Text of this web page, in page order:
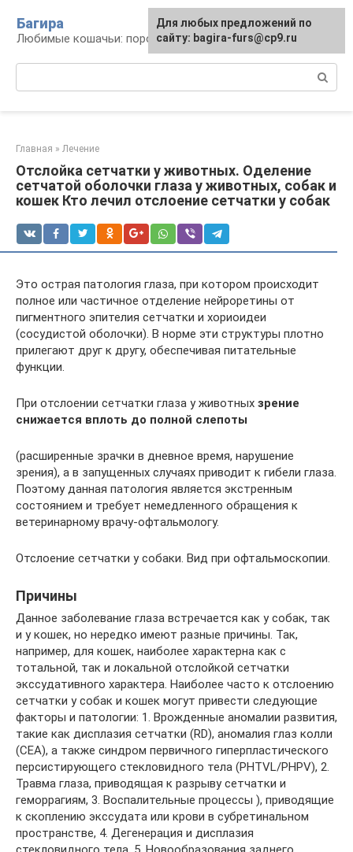
контенту
Багира
Любимые кошачьи: породы, содержание, уход
Главная » Лечение
Отслойка сетчатки у животных. Оделение
сетчатой оболочки глаза у животных, собак и
кошек Кто лечил отслоение сетчатки у собак
Это острая патология глаза, при котором происходит
полное или частичное отделение нейроретины от
пигментного эпителия сетчатки и хориоидеи
(сосудистой оболочки). В норме эти структуры плотно
прилегают друг к другу, обеспечивая питательные
функции.
При отслоении сетчатки глаза у животных зрение
снижается вплоть до полной слепоты
(расширенные зрачки в дневное время, нарушение
зрения), а в запущенных случаях приводит к гибели глаза.
Поэтому данная патология является экстренным
состоянием и требует немедленного обращения к
ветеринарному врачу-офтальмологу.
Отслоение сетчатки у собаки. Вид при офтальмоскопии.
Причины
Данное заболевание глаза встречается как у собак, так
и у кошек, но нередко имеют разные причины. Так,
например, для кошек, наиболее характерна как с
тотальной, так и локальной отслойкой сетчатки
экссудативного характера. Наиболее часто к отслоению
сетчатки у собак и кошек могут привести следующие
факторы и патологии: 1. Врожденные аномалии развития,
такие как дисплазия сетчатки (RD), аномалия глаз колли
(CEA), а также синдром первичного гиперпластического
персистирующего стекловидного тела (PHTVL/PHPV), 2.
Травма глаза, приводящая к разрыву сетчатки и
геморрагиям, 3. Воспалительные процессы ), приводящие
к скоплению экссудата или крови в субретинальном
пространстве, 4. Дегенерация и дисплазия
Для любых предложений по
сайту: bagira-furs@cp9.ru